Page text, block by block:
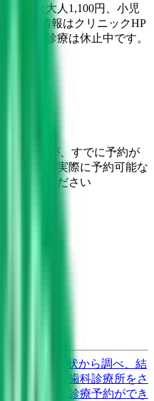
用料（大人1,100円、小児
（休診情報はクリニックHP
ライン診療は休止中です。
りですが、すでに予約が
どにより実際に予約可能な
ご了承ください
気になる症状から調べ、結
提案します
歯科診療所をさ
オンライン診療予約ができ